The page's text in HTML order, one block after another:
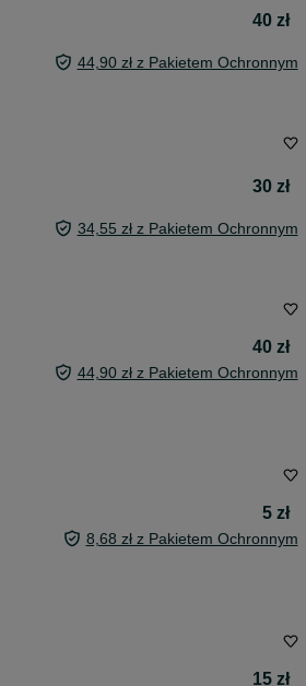
40 zł
44,90 zł z Pakietem Ochronnym
30 zł
34,55 zł z Pakietem Ochronnym
40 zł
44,90 zł z Pakietem Ochronnym
5 zł
8,68 zł z Pakietem Ochronnym
15 zł